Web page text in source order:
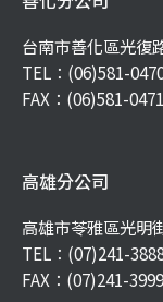
台南市善化區光復
TEL： (06)581-
FAX：(06)581-0471
高雄分公司
高雄市苓雅區光明
TEL： (07)241-
FAX：(07)241-3999